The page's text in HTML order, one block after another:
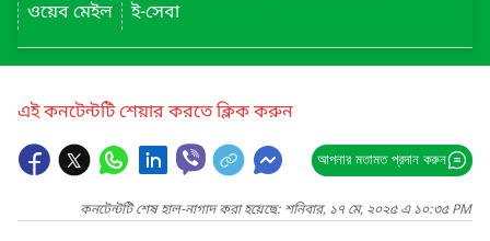
ওয়েব মেইল
ই-সেবা
এই কনটেন্টটি শেয়ার করতে ক্লিক করুন
আপনার মতামত প্রদান করুন
কনটেন্টটি শেষ হাল-নাগাদ করা হয়েছে: শনিবার, ১৭ মে, ২০২৫ এ ১০:৩৫ PM